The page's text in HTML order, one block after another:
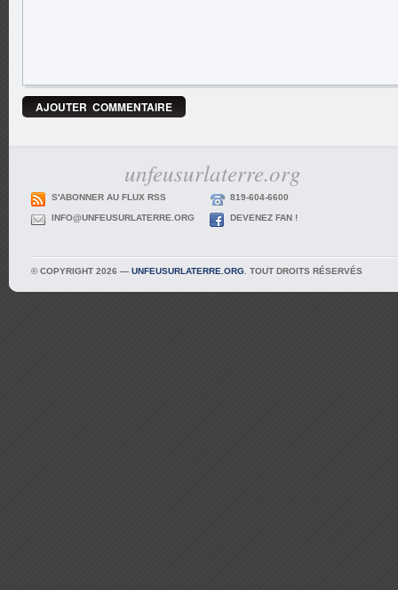
unfeusurlaterre.org
S'ABONNER AU FLUX RSS 819-604-6600
INFO@UNFEUSURLATERRE.ORG DEVENEZ FAN !
© COPYRIGHT 2026 — UNFEUSURLATERRE.ORG . TOUT DROITS RÉSERVÉS